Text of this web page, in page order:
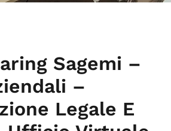
Sagemi –
–
Legale E